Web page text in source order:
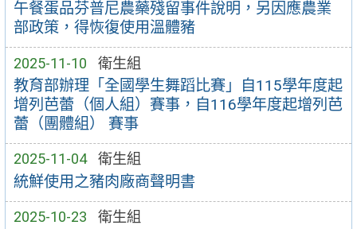
午餐蛋品芬普尼農藥殘留事件說明，另因應農業
部政策，得恢復使用溫體豬
2025-11-10 衛生組
教育部辦理「全國學生舞蹈比賽」自115學年度起
增列芭蕾（個人組）賽事，自116學年度起增列芭
蕾（團體組） 賽事
2025-11-04 衛生組
統鮮使用之豬肉廠商聲明書
2025-10-23 衛生組